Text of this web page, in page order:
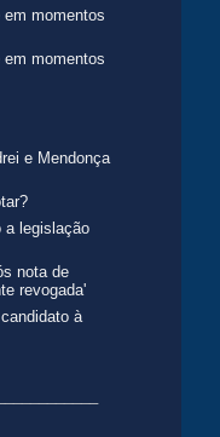
em momentos
em momentos
e Mendonça
a legislação
nota de
revogada'
à